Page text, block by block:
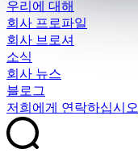
우리에 대해
회사 프로파일
회사 브로셔
소식
회사 뉴스
블로그
저희에게 연락하십시오